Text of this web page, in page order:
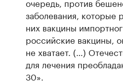
заболевания, которые
них вакцины
российские вакцины,
не хватает. (…)
для лечения
30».